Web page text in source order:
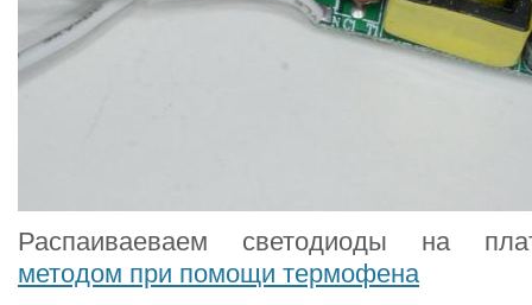
Распаиваеваем светодиоды на
методом при помощи термофена